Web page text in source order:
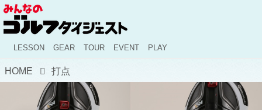
LESSON GEAR TOUR EVENT PLAY
HOME 打点